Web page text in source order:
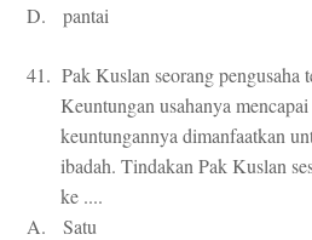
D. pantai
41. Pak Kuslan seorang pengusaha
Keuntungan usahanya
keuntungannya dimanfaatkan
ibadah. Tindakan Pak Kuslan
ke ....
A. Satu